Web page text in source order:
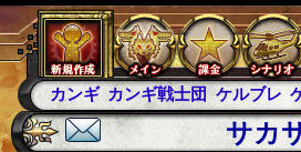
カンギ カンギ戦士団 ケルブレ
サカ